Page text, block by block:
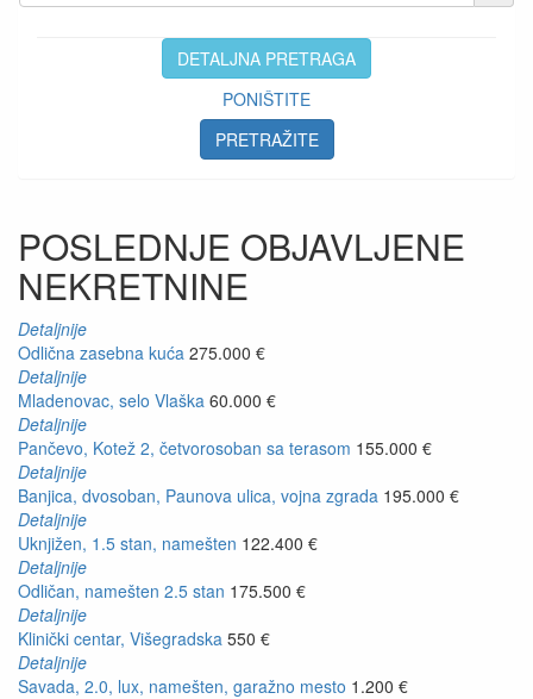
DETALJNA PRETRAGA
PONIŠTITE
PRETRAŽITE
POSLEDNJE OBJAVLJENE
NEKRETNINE
Detaljnije
Odlična zasebna kuća 275.000 €
Detaljnije
Mladenovac, selo Vlaška 60.000 €
Detaljnije
Pančevo, Kotež 2, četvorosoban sa terasom 155.000 €
Detaljnije
Banjica, dvosoban, Paunova ulica, vojna zgrada 195.000 €
Detaljnije
Uknjižen, 1.5 stan, namešten 122.400 €
Detaljnije
Odličan, namešten 2.5 stan 175.500 €
Detaljnije
Klinički centar, Višegradska 550 €
Detaljnije
Savada, 2.0, lux, namešten, garažno mesto 1.200 €